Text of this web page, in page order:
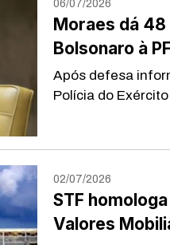
06/07/2026
Moraes dá
Bolsonaro à PF
Após defesa
Polícia do
02/07/2026
STF
Valores